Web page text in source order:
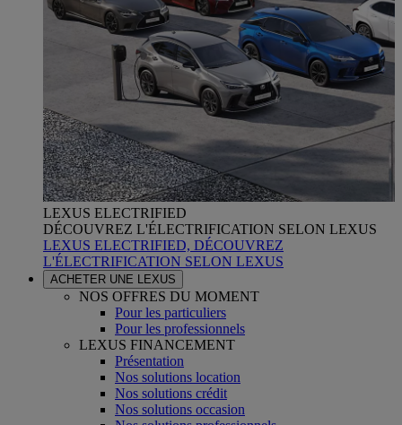
LEXUS ELECTRIFIED
DÉCOUVREZ L'ÉLECTRIFICATION SELON LEXUS
LEXUS ELECTRIFIED, DÉCOUVREZ
L'ÉLECTRIFICATION SELON LEXUS
ACHETER UNE LEXUS
NOS OFFRES DU MOMENT
Pour les particuliers
Pour les professionnels
LEXUS FINANCEMENT
Présentation
Nos solutions location
Nos solutions crédit
Nos solutions occasion